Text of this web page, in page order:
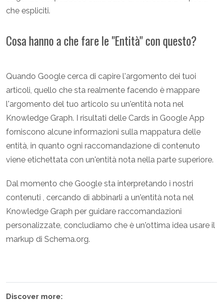
che espliciti.
Cosa hanno a che fare le "Entità" con questo?
Quando Google cerca di capire l'argomento dei tuoi
articoli, quello che sta realmente facendo è mappare
l'argomento del tuo articolo su un'entità nota nel
Knowledge Graph. I risultati delle Cards in Google App
forniscono alcune informazioni sulla mappatura delle
entità, in quanto ogni raccomandazione di contenuto
viene etichettata con un'entità nota nella parte superiore.
Dal momento che Google sta interpretando i nostri
contenuti , cercando di abbinarli a un'entità nota nel
Knowledge Graph per guidare raccomandazioni
personalizzate, concludiamo che è un'ottima idea usare il
markup di Schema.org.
Discover more: